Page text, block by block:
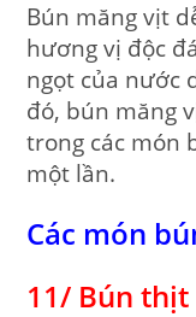
Bún măng vịt
hương vị độc
ngọt của nước
đó, bún măng
trong các món
một lần.
Các món
11/ Bún